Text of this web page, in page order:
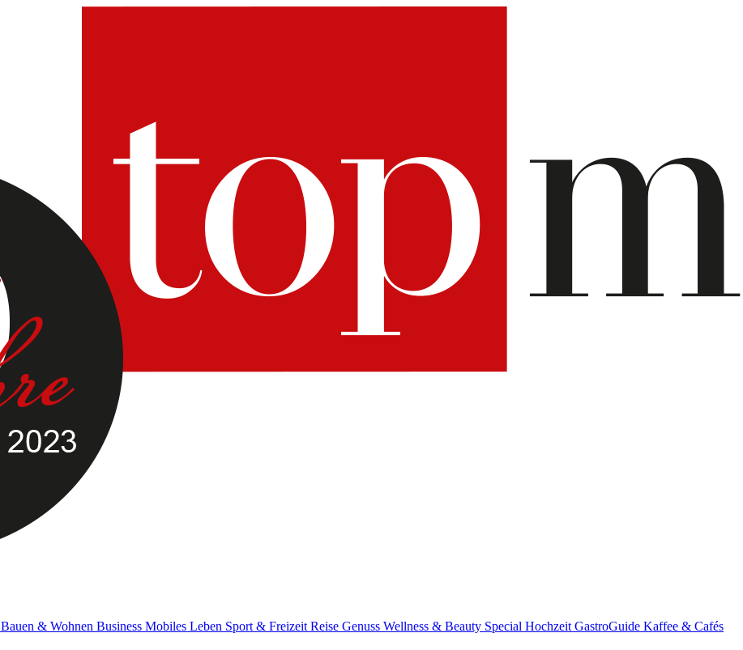
Bauen & Wohnen Business Mobiles Leben Sport & Freizeit Reise Genuss Wellness & Beauty Special Hochzeit GastroGuide Kaffee & Cafés